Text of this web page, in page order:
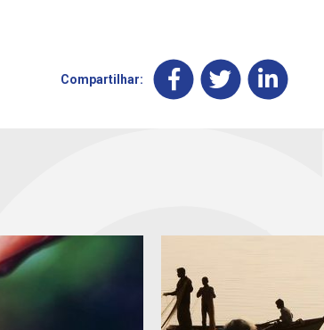
Compartilhar: